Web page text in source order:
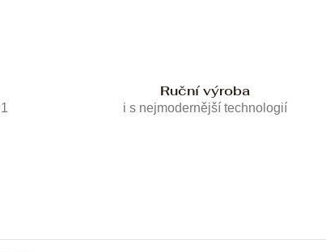
Ruční výroba
i s nejmodernější technologií